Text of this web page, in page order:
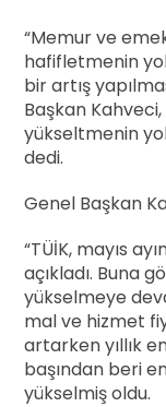
“Memur ve
hafifletmenin
bir artış
Başkan
yükseltmenin
dedi.
Genel Başkan
“TÜİK, mayıs
açıkladı. Buna
yükselmeye
mal ve hizmet
artarken yıllık
başından beri
yükselmiş oldu.